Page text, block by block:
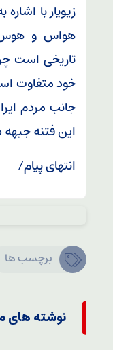
زیویار با
تاریخی است
خود متفاوت
جانب مردم
این فتنه
انتهای پیام/
برچسب ها
نوشته های